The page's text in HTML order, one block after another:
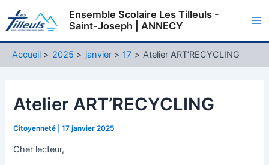
au
Ensemble Scolaire Les Tilleuls -
Saint-Joseph | ANNECY
Accueil 2025 janvier 17 Atelier ART’RECYCLING
Atelier ART’RECYCLING
Citoyenneté |17 janvier 2025
Cher lecteur,